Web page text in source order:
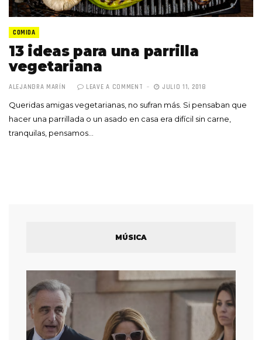
COMIDA
13 ideas para una parrilla
vegetariana
ALEJANDRA MARÍN LEAVE A COMMENT JULIO 11, 2018
Queridas amigas vegetarianas, no sufran más. Si pensaban que
hacer una parrillada o un asado en casa era difícil sin carne,
tranquilas, pensamos…
MÚSICA